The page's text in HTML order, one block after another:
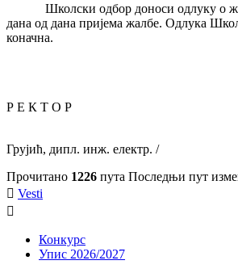
Школски одбор доноси одлуку о
дана од дана пријема жалбе. Одлука
Д
Р Е К Т О Р
/
Грујић, дипл. инж. електр. /
Прочитано 1226 пута Последњи пут
 Vesti

Конкурс
Упис 2026/2027